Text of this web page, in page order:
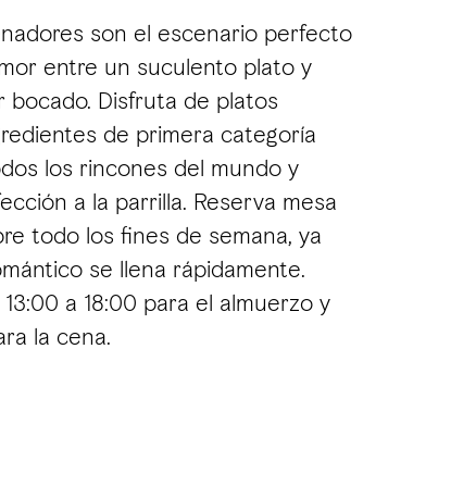
son el escenario perfecto
entre un suculento plato y
bocado. Disfruta de platos
de primera categoría
los rincones del mundo y
a la parrilla. Reserva mesa
todo los fines de semana, ya
se llena rápidamente.
a 18:00 para el almuerzo y
la cena.